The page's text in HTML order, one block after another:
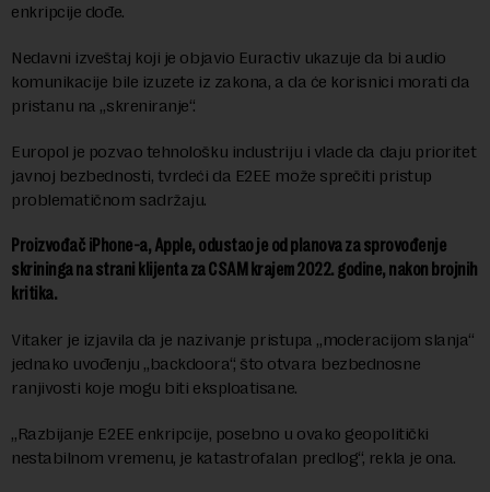
enkripcije dođe.
Nedavni izveštaj koji je objavio Euractiv ukazuje da bi audio
komunikacije bile izuzete iz zakona, a da će korisnici morati da
pristanu na „skreniranje“.
Europol je pozvao tehnološku industriju i vlade da daju prioritet
javnoj bezbednosti, tvrdeći da E2EE može sprečiti pristup
problematičnom sadržaju.
Proizvođač iPhone-a, Apple, odustao je od planova za sprovođenje
skrininga na strani klijenta za CSAM krajem 2022. godine, nakon brojnih
kritika.
Vitaker je izjavila da je nazivanje pristupa „moderacijom slanja“
jednako uvođenju „backdoora“, što otvara bezbednosne
ranjivosti koje mogu biti eksploatisane.
„Razbijanje E2EE enkripcije, posebno u ovako geopolitički
nestabilnom vremenu, je katastrofalan predlog“, rekla je ona.